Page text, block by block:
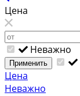
Цена
Неважно
Применить
Цена
Неважно